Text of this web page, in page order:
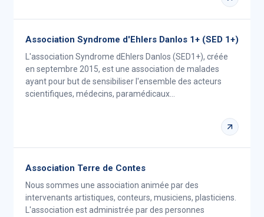
Association Syndrome d'Ehlers Danlos 1+ (SED 1+)
L'association Syndrome dEhlers Danlos (SED1+), créée
en septembre 2015, est une association de malades
ayant pour but de sensibiliser l'ensemble des acteurs
scientifiques, médecins, paramédicaux…
Association Terre de Contes
Nous sommes une association animée par des
intervenants artistiques, conteurs, musiciens, plasticiens.
L'association est administrée par des personnes